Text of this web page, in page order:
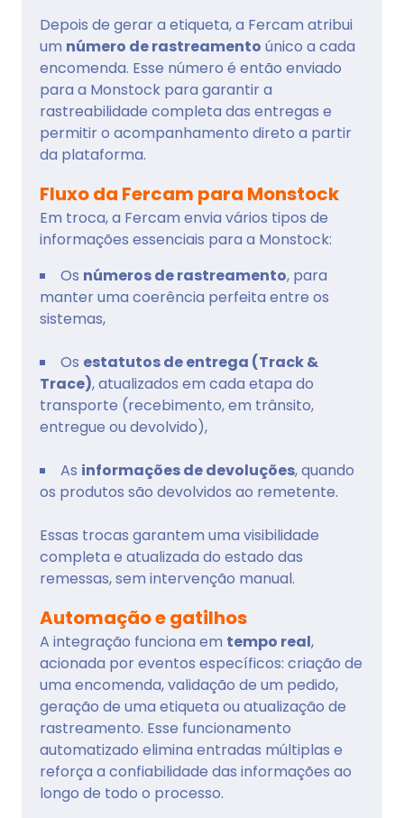
Depois de gerar a etiqueta, a Fercam atribui
um número de rastreamento único a cada
encomenda. Esse número é então enviado
para a Monstock para garantir a
rastreabilidade completa das entregas e
permitir o acompanhamento direto a partir
da plataforma.
Fluxo da Fercam para Monstock
Em troca, a Fercam envia vários tipos de
informações essenciais para a Monstock:
Os números de rastreamento, para
manter uma coerência perfeita entre os
sistemas,
Os estatutos de entrega (Track &
Trace), atualizados em cada etapa do
transporte (recebimento, em trânsito,
entregue ou devolvido),
As informações de devoluções, quando
os produtos são devolvidos ao remetente.
Essas trocas garantem uma visibilidade
completa e atualizada do estado das
remessas, sem intervenção manual.
Automação e gatilhos
A integração funciona em tempo real,
acionada por eventos específicos: criação de
uma encomenda, validação de um pedido,
geração de uma etiqueta ou atualização de
rastreamento. Esse funcionamento
automatizado elimina entradas múltiplas e
reforça a confiabilidade das informações ao
longo de todo o processo.